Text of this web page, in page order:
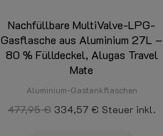
Nachfüllbare MultiValve-LPG-
Gasflasche aus Aluminium 27L –
80 % Fülldeckel, Alugas Travel
Mate
Aluminium-Gastankflaschen
477,95 € 334,57 € Steuer inkl.